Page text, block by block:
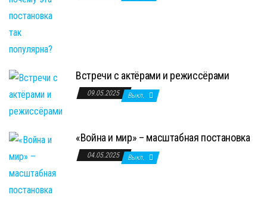
Встречи с актёрами и режиссёрами
09.05.2025 Выкл.
«Война и мир» – масштабная постановка
04.05.2025 Выкл.